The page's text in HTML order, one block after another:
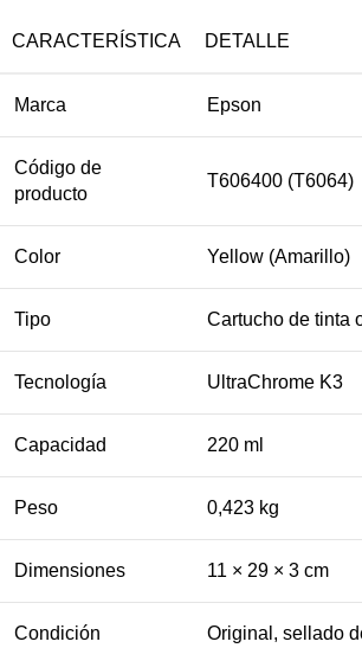
CARACTERÍSTICA DETALLE
Marca Epson
Código de
producto
T606400 (T6064)
Color Yellow (Amarillo)
Tipo Cartucho de tinta
Tecnología UltraChrome K3
Capacidad 220 ml
Peso 0,423 kg
Dimensiones 11 × 29 × 3 cm
Condición Original, sellado